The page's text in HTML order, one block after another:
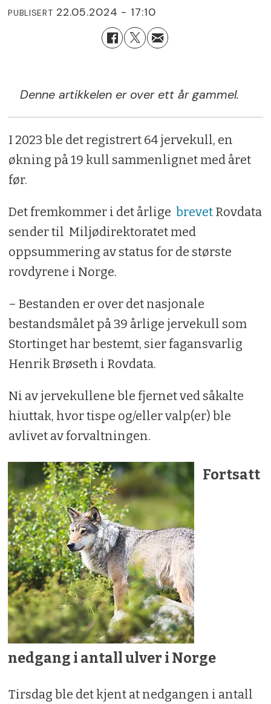
PUBLISERT 22.05.2024 - 17:10
Denne artikkelen er over ett år gammel.
I 2023 ble det registrert 64 jervekull, en
økning på 19 kull sammenlignet med året
før.
Det fremkommer i det årlige brevetRovdata
sender til Miljødirektoratet med
oppsummering av status for de største
rovdyrene i Norge.
– Bestanden er over det nasjonale
bestandsmålet på 39 årlige jervekull som
Stortinget har bestemt, sier fagansvarlig
Henrik Brøseth i Rovdata.
Ni av jervekullene ble fjernet ved såkalte
hiuttak, hvor tispe og/eller valp(er) ble
avlivet av forvaltningen.
Fortsatt
nedgang i antall ulver i Norge
Tirsdag ble det kjent at nedgangen i antall